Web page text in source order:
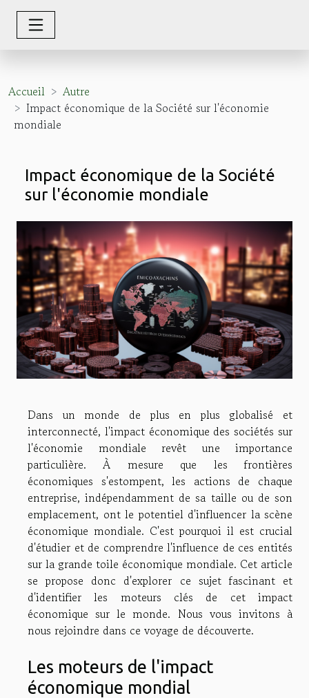
Accueil
Autre
Impact économique de la Société sur l'économie
mondiale
Impact économique de la Société
sur l'économie mondiale
Dans un monde de plus en plus globalisé et
interconnecté, l'impact économique des sociétés sur
l'économie mondiale revêt une importance
particulière. À mesure que les frontières
économiques s'estompent, les actions de chaque
entreprise, indépendamment de sa taille ou de son
emplacement, ont le potentiel d'influencer la scène
économique mondiale. C'est pourquoi il est crucial
d'étudier et de comprendre l'influence de ces entités
sur la grande toile économique mondiale. Cet article
se propose donc d'explorer ce sujet fascinant et
d'identifier les moteurs clés de cet impact
économique sur le monde. Nous vous invitons à
nous rejoindre dans ce voyage de découverte.
Les moteurs de l'impact
économique mondial